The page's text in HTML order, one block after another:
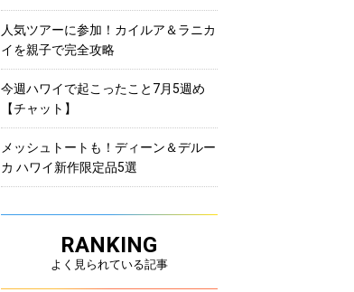
人気ツアーに参加！カイルア＆ラニカ
イを親子で完全攻略
今週ハワイで起こったこと7月5週め
【チャット】
メッシュトートも！ディーン＆デルー
カ ハワイ新作限定品5選
RANKING
よく見られている記事